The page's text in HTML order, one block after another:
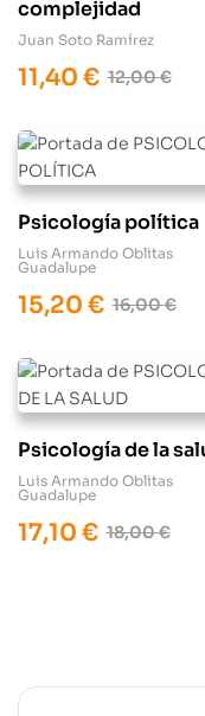
complejidad
Juan Soto Ramírez
12,00€
11,40 €
Psicología política
Luis Armando Oblitas
Guadalupe
16,00€
15,20 €
Psicología de la
Luis Armando Oblitas
Guadalupe
18,00€
17,10 €